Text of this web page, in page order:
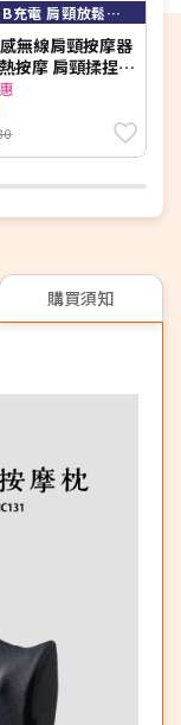
免接線USB充電 肩頸放鬆方便攜帶使用
無線肩頸按摩器
按摩 肩頸揉捏
推 BSMI認證)
購買須知